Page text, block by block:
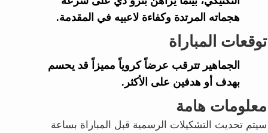
هجماته المرتدة وكفاءة لاعبيه في المقدمة.
توقعات المباراة
الجماهير تترقب عرضاً كروياً مميزاً قد يحسم
بهدف أو هدفين على الأكثر.
معلومات هامة
سيتم تحديث التشكيلات الرسمية قبل المباراة بساعة